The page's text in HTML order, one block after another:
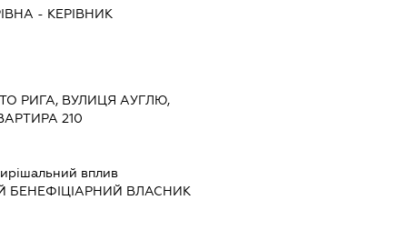
- КЕРІВНИК
РИГА, ВУЛИЦЯ АУГЛЮ,
210
вплив
БЕНЕФІЦІАРНИЙ ВЛАСНИК